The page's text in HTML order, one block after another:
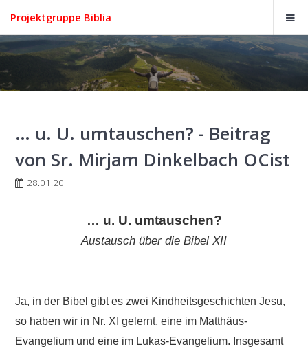
… u. U. umtauschen? - Beitrag
von Sr. Mirjam Dinkelbach OCist
28.01.20
… u. U. umtauschen?
Austausch über die Bibel XII
Ja, in der Bibel gibt es zwei Kindheitsgeschichten Jesu,
so haben wir in Nr. XI gelernt, eine im Matthäus-
Evangelium und eine im Lukas-Evangelium. Insgesamt
Projektgruppe Biblia